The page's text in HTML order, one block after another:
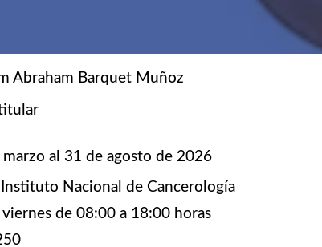
Abraham Barquet Muñoz
marzo al 31 de agosto de 2026
Instituto Nacional de Cancerología
viernes de 08:00 a 18:00 horas